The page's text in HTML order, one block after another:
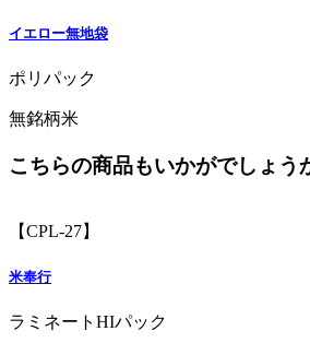
イエロー無地袋
ポリパック
無銘柄米
こちらの商品もいかがでしょう
【CPL-27】
米奉行
ラミネートHIパック